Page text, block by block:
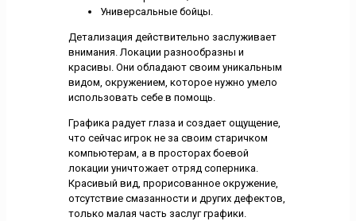
Универсальные бойцы.
Детализация действительно заслуживает
внимания. Локации разнообразны и
красивы. Они обладают своим уникальным
видом, окружением, которое нужно умело
использовать себе в помощь.
Графика радует глаза и создает ощущение,
что сейчас игрок не за своим старичком
компьютерам, а в просторах боевой
локации уничтожает отряд соперника.
Красивый вид, прорисованное окружение,
отсутствие смазанности и других дефектов,
только малая часть заслуг графики.